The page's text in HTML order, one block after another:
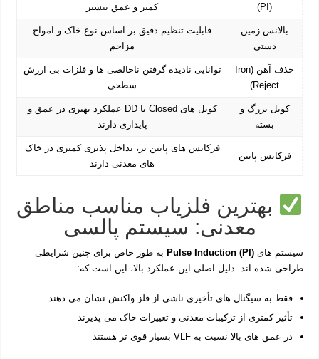
(PI)
کمتر و عمق بیشتر
بالانس زمین
دستی
قابلیت تنظیم دقیق بر اساس نوع خاک و امواج
مزاحم
حذف آهن (Iron
Reject)
توانایی نادیده گرفتن ناخالصی‌ ها و فلزات بی‌ ارزش
سطحی
کویل بزرگ و
بسته
کویل‌ های Closed یا DD عملکرد بهتری در عمق و
پایداری دارند
فرکانس پایین
فرکانس‌ های پایین‌ تر، تداخل‌ پذیری کمتری در خاک‌
های معدنی دارند
بهترین فلزیاب مناسب مناطق
معدنی: سیستم پالسی
سیستم هایPulse Induction (PI) به‌ طور خاص برای چنین شرایطی
طراحی شده‌ اند. دلیل اصلی این عملکرد بالا، این است که:
فقط به سیگنال‌ های تأخیری ناشی از فلز واکنش نشان می‌ دهند
تأثیر کمتری از ترکیبات معدنی و تغییرات خاک می‌ پذیرند
در عمق‌ های بالا نسبت به VLF بسیار قوی‌ تر هستند